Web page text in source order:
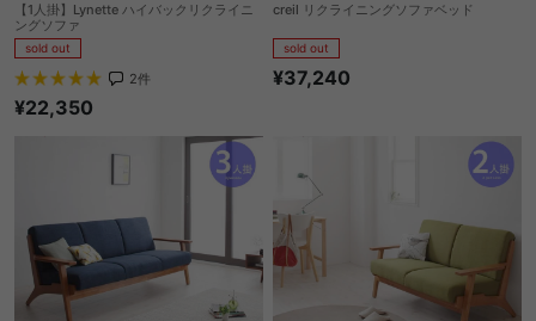
【1人掛】Lynette ハイバックリクライニ
ングソファ
sold out
2件
¥22,350
creil リクライニングソファベッド
sold out
¥37,240